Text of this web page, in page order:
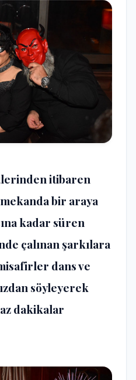
itibaren
bir araya
kadar süren
çalınan şarkılara
dans ve
söyleyerek
dakikalar